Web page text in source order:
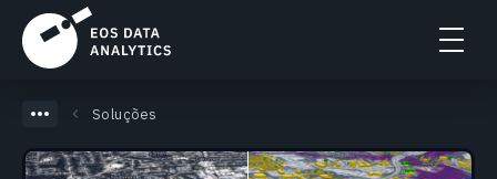
Soluções